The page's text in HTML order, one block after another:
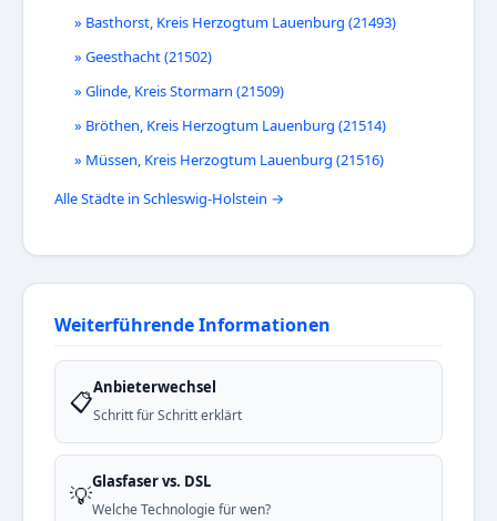
» Basthorst, Kreis Herzogtum Lauenburg (21493)
» Geesthacht (21502)
» Glinde, Kreis Stormarn (21509)
» Bröthen, Kreis Herzogtum Lauenburg (21514)
» Müssen, Kreis Herzogtum Lauenburg (21516)
Alle Städte in Schleswig-Holstein →
Weiterführende Informationen
📋Anbieterwechsel
Schritt für Schritt erklärt
💡Glasfaser vs. DSL
Welche Technologie für wen?